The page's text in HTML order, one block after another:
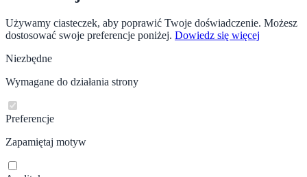
Używamy ciasteczek, aby poprawić Twoje doświadczenie. Możesz
dostosować swoje preferencje poniżej. Dowiedz się więcej
Niezbędne
Wymagane do działania strony
Preferencje
Zapamiętaj motyw